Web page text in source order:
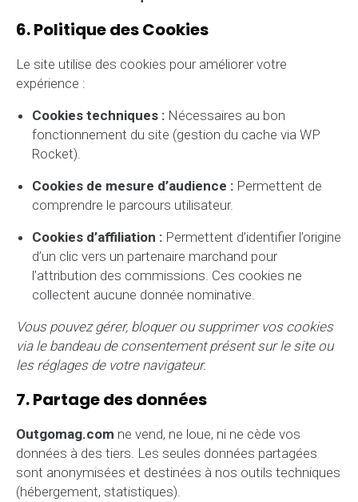
6. Politique des Cookies
Le site utilise des cookies pour améliorer votre
expérience :
Cookies techniques : Nécessaires au bon
fonctionnement du site (gestion du cache via WP
Rocket).
Cookies de mesure d’audience : Permettent de
comprendre le parcours utilisateur.
Cookies d’affiliation : Permettent d’identifier l’origine
d’un clic vers un partenaire marchand pour
l’attribution des commissions. Ces cookies ne
collectent aucune donnée nominative.
Vous pouvez gérer, bloquer ou supprimer vos cookies
via le bandeau de consentement présent sur le site ou
les réglages de votre navigateur.
7. Partage des données
Outgomag.com ne vend, ne loue, ni ne cède vos
données à des tiers. Les seules données partagées
sont anonymisées et destinées à nos outils techniques
(hébergement, statistiques).